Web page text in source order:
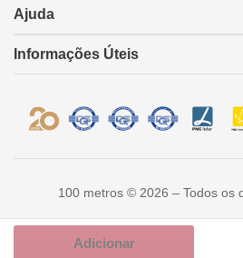
Adicionar
Ajuda
Informações Úteis
100 metros © 2026 – Todos os